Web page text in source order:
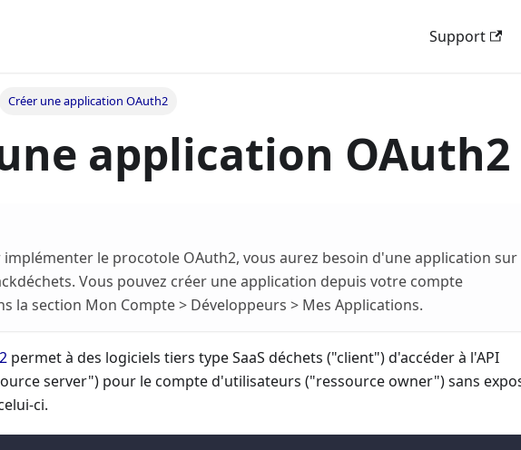
Support
Créer une application OAuth2
application OAuth2
le procotole OAuth2, vous aurez besoin d'une application sur
Vous pouvez créer une application depuis votre compte
la section Mon Compte > Développeurs > Mes Applications.
permet à des logiciels tiers type SaaS déchets ("client") d'accéder à l'API
server") pour le compte d'utilisateurs ("ressource owner") sans
ci.